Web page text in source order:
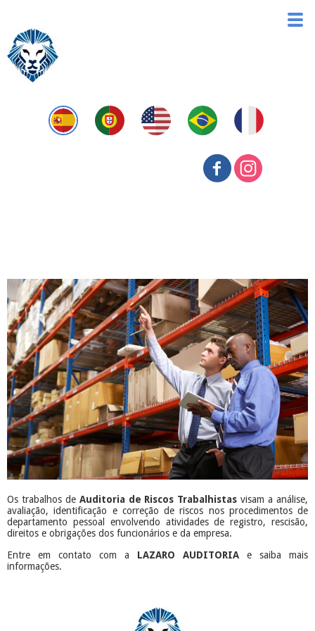
Os trabalhos de Auditoria de Riscos Trabalhistasvisam a análise,
avaliação, identificação e correção de riscos nos procedimentos de
departamento pessoal envolvendo atividades de registro, rescisão,
direitos e obrigações dos funcionários e da empresa.
Entre em contato com a LAZARO AUDITORIA e saiba mais
informações.